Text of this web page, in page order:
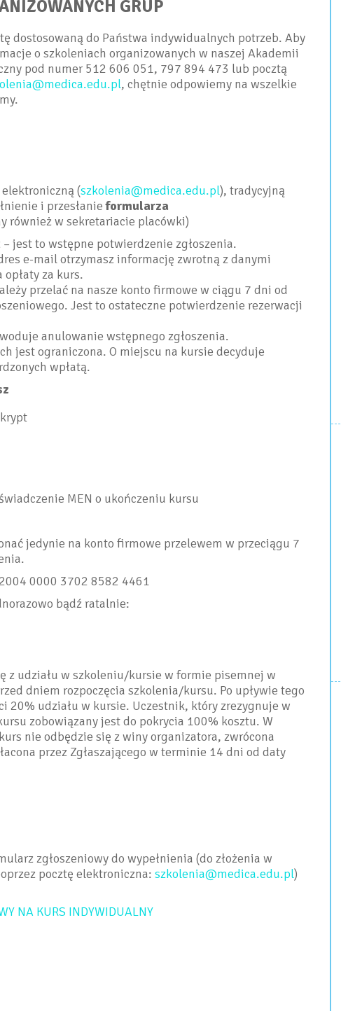
GRUP
dostosowaną do Państwa indywidualnych potrzeb. Aby
o szkoleniach organizowanych w naszej Akademii
pod numer 512 606 051, 797 894 473 lub pocztą
, chętnie odpowiemy na wszelkie
(szkolenia@medica.edu.pl), tradycyjną
i przesłanieformularza
również w sekretariacie placówki)
jest to wstępne potwierdzenie zgłoszenia.
e-mail otrzymasz informację zwrotną z danymi
za kurs.
przelać na nasze konto firmowe w ciągu 7 dni od
Jest to ostateczne potwierdzenie rezerwacji
anulowanie wstępnego zgłoszenia.
jest ograniczona. O miejscu na kursie decyduje
wpłatą.
MEN o ukończeniu kursu
jedynie na konto firmowe przelewem w przeciągu 7
0000 3702 8582 4461
bądź ratalnie:
z udziału w szkoleniu/kursie w formie pisemnej w
dniem rozpoczęcia szkolenia/kursu. Po upływie tego
20% udziału w kursie. Uczestnik, który zrezygnuje w
zobowiązany jest do pokrycia 100% kosztu. W
nie odbędzie się z winy organizatora, zwrócona
przez Zgłaszającego w terminie 14 dni od daty
zgłoszeniowy do wypełnienia (do złożenia w
pocztę elektroniczna: szkolenia@medica.edu.pl)
NA KURS INDYWIDUALNY